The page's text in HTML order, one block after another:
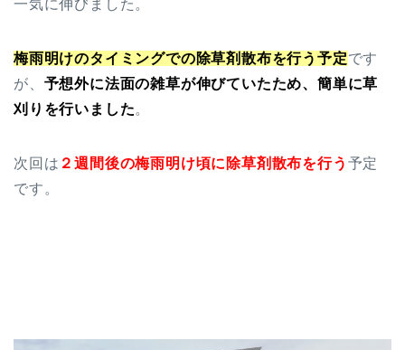
一気に伸びました。
梅雨明けのタイミングでの除草剤散布を行う予定です
が、 予想外に法面の雑草が伸びていたため、簡単に草
刈りを行いました。
次回は ２週間後の梅雨明け頃に除草剤散布を行う 予定
です。